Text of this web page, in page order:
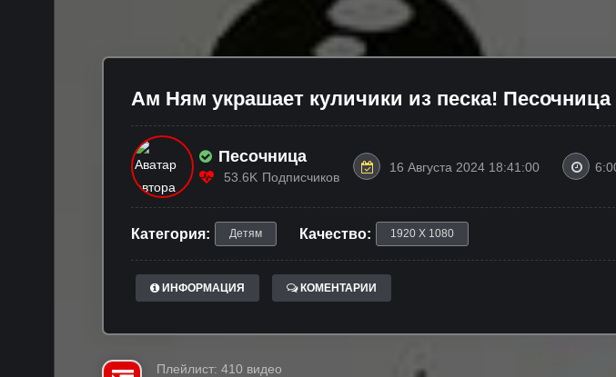
Ам Ням украшает куличики из песка!
Песочница
53.6K Подписчиков
16 Августа 2024 18:41:00
Категория: Детям Качество: 1920 X 1080
ИНФОРМАЦИЯ КОМЕНТАРИИ
Плейлист: 410 видео